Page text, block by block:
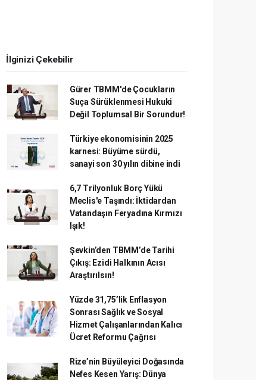
İlginizi Çekebilir
Gürer TBMM'de Çocukların
Suça Sürüklenmesi Hukuki
Değil Toplumsal Bir Sorundur!
Türkiye ekonomisinin 2025
karnesi: Büyüme sürdü,
sanayi son 30 yılın dibine indi
6,7 Trilyonluk Borç Yükü
Meclis'e Taşındı: İktidardan
Vatandaşın Feryadına Kırmızı
Işık!
Şevkin’den TBMM’de Tarihi
Çıkış: Ezidi Halkının Acısı
Araştırılsın!
Yüzde 31,75’lik Enflasyon
Sonrası Sağlık ve Sosyal
Hizmet Çalışanlarından Kalıcı
Ücret Reformu Çağrısı
Rize’nin Büyüleyici Doğasında
Nefes Kesen Yarış: Dünya